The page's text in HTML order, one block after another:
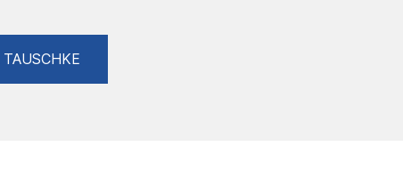
Leinwand und Holz
vorwiegend im Großformat.